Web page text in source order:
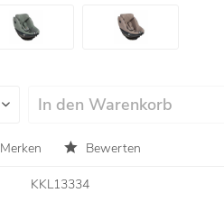
In den Warenkorb
Merken Bewerten
KKL13334